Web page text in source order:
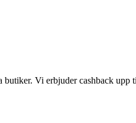
butiker. Vi erbjuder cashback upp